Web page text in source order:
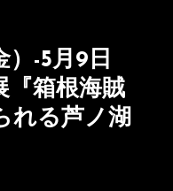
-5月9日
『箱根海賊
れる芦ノ湖